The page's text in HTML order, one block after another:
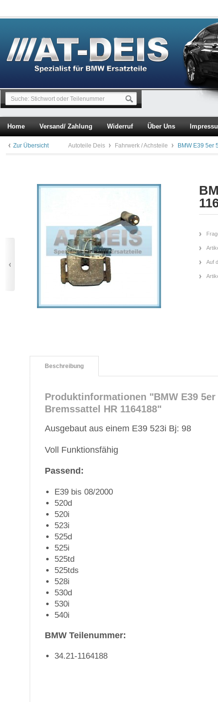
Home Versand/ Zahlung Widerruf Über Uns
Zur Übersicht Autoteile Deis Fahrwerk / Achsteile BMW E39 5er
Auf
Beschreibung
Produktinformationen "BMW E39 5er
Bremssattel HR 1164188"
Ausgebaut aus einem E39 523i Bj: 98
Voll Funktionsfähig
Passend:
E39 bis 08/2000
520d
520i
523i
525d
525i
525td
525tds
528i
530d
530i
540i
BMW Teilenummer:
34.21-1164188